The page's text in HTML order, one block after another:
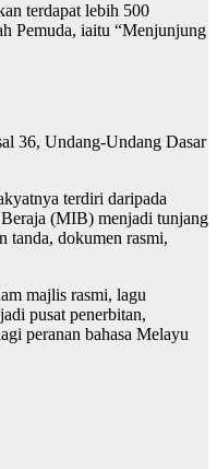
terdapat lebih 500
Pemuda, iaitu “Menjunjung
36, Undang-Undang Dasar
terdiri daripada
(MIB) menjadi tunjang
tanda, dokumen rasmi,
majlis rasmi, lagu
pusat penerbitan,
peranan bahasa Melayu